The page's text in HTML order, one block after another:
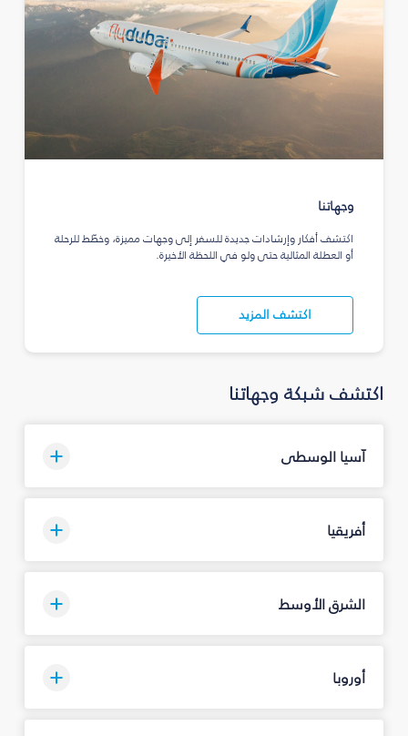
وجهاتنا
اكتشف أفكار وإرشادات جديدة للسفر إلى وجهات مميزة، وخطّط للرحلة
أو العطلة المثالية حتى ولو في اللحظة الأخيرة.
اكتشف المزيد
اكتشف شبكة وجهاتنا
آسيا الوسطى
أفريقيا
الشرق الأوسط
أوروبا